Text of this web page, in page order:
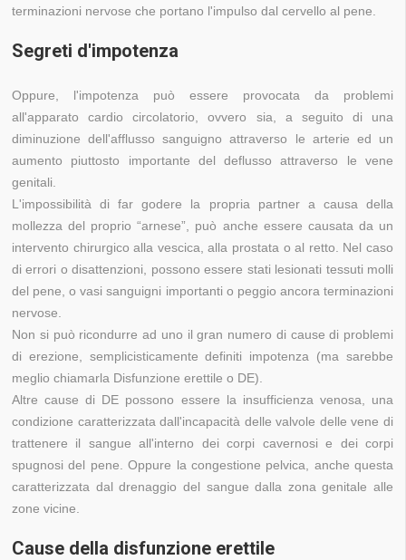
terminazioni nervose che portano l'impulso dal cervello al pene.
Segreti d'impotenza
Oppure, l'impotenza può essere provocata da problemi
all'apparato cardio circolatorio, ovvero sia, a seguito di una
diminuzione dell'afflusso sanguigno attraverso le arterie ed un
aumento piuttosto importante del deflusso attraverso le vene
genitali.
L'impossibilità di far godere la propria partner a causa della
mollezza del proprio “arnese”, può anche essere causata da un
intervento chirurgico alla vescica, alla prostata o al retto. Nel caso
di errori o disattenzioni, possono essere stati lesionati tessuti molli
del pene, o vasi sanguigni importanti o peggio ancora terminazioni
nervose.
Non si può ricondurre ad uno il gran numero di cause di problemi
di erezione, semplicisticamente definiti impotenza (ma sarebbe
meglio chiamarla Disfunzione erettile o DE).
Altre cause di DE possono essere la insufficienza venosa, una
condizione caratterizzata dall'incapacità delle valvole delle vene di
trattenere il sangue all'interno dei corpi cavernosi e dei corpi
spugnosi del pene. Oppure la congestione pelvica, anche questa
caratterizzata dal drenaggio del sangue dalla zona genitale alle
zone vicine.
Cause della disfunzione erettile